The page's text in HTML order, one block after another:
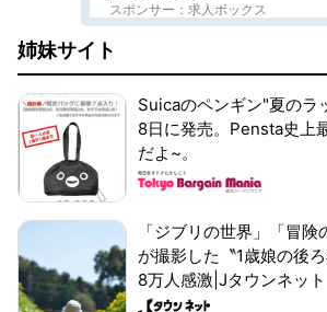
スポンサー：求人ボックス
姉妹サイト
Suicaのペンギン"夏のラ
8日に発売。Pensta史上
だよ~。
「ジブリの世界」「冒
が撮影した〝1歳娘の後
8万人感激|Jタウンネット